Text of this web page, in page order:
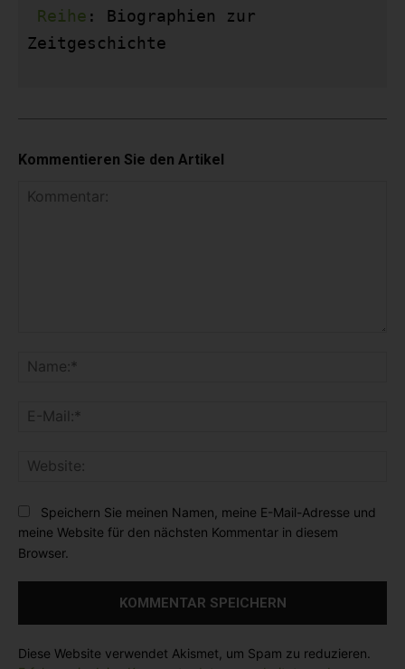
Reihe : Biographien zur
Zeitgeschichte
Kommentieren Sie den Artikel
Speichern Sie meinen Namen, meine E-Mail-Adresse und
meine Website für den nächsten Kommentar in diesem
Browser.
Diese Website verwendet Akismet, um Spam zu reduzieren.